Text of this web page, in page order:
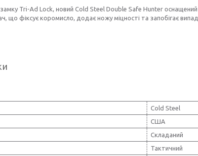
Tri-Ad Lock, новий Cold Steel Double Safe Hunter
що фіксує коромисло, додає ножу міцності та запобігає
Cold Steel
США
Складаний
Тактичний